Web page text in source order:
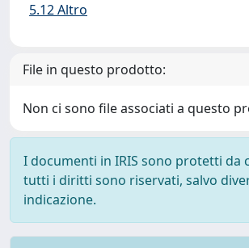
5.12 Altro
File in questo prodotto:
Non ci sono file associati a questo
I documenti in IRIS sono protetti da
tutti i diritti sono riservati, salvo
indicazione.